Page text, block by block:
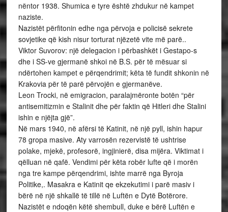
nëntor 1938. Shumica e tyre është zhdukur në kampet
naziste.
Nazistët përfitonin edhe nga përvoja e policisë sekrete
sovjetike që kish nisur torturat njëzetë vite më parë..
Viktor Suvorov: një delegacion i përbashkët i Gestapo-s
dhe i SS-ve gjermanë shkoi në B.S. për të mësuar si
ndërtohen kampet e përqendrimit; këta të fundit shkonin në
Krakovia për të parë përvojën e gjermanëve.
Leon Trocki, në emigracion, paralajmëronte botën “për
antisemitizmin e Stalinit dhe për faktin që Hitleri dhe Stalini
ishin e njëjta gjë”.
Në mars 1940, në afërsi të Katinit, në një pyll, ishin hapur
78 gropa masive. Aty varrosën rezervistë të ushtrise
polake, mjekë, profesorë, ingjinierë, disa mijëra. Viktimat i
qëlluan në qafë. Vendimi për këta robër lufte që i morën
nga tre kampe përqendrimi, ishte marrë nga Byroja
Politike,. Masakra e Katinit qe ekzekutimi i parë masiv i
bërë në një shkallë të tillë në Luftën e Dytë Botërore.
Nazistët e ndoqën këtë shembull, duke e bërë Luftën e